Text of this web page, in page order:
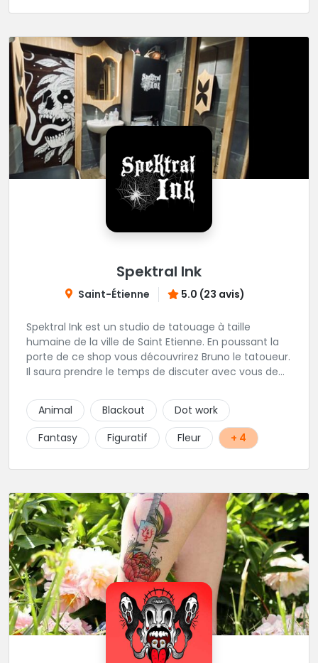
Spektral Ink
Saint-Étienne 5.0 (23 avis)
Spektral Ink est un studio de tatouage à taille
humaine de la ville de Saint Etienne. En poussant la
porte de ce shop vous découvrirez Bruno le tatoueur.
Il saura prendre le temps de discuter avec vous de
un message ou à l'appeler.
Animal Blackout
Dot work
Fantasy
Figuratif Fleur + 4